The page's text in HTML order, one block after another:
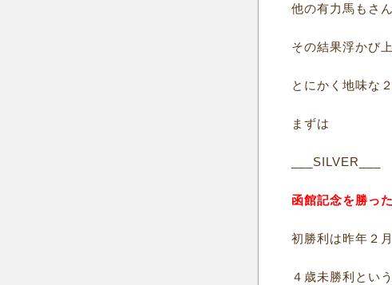
他の有力馬もさ
その結果浮かび
とにかく地味な
まずは
___SILVER___
函館記念を勝っ
初勝利は昨年２月
４歳未勝利とい